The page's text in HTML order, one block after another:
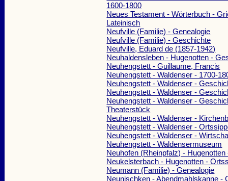
1600-1800
Neues Testament - Wörterbuch -
Lateinisch
Neufville (Familie) - Genealogie
Neufville (Familie) - Geschichte
Neufville, Eduard de (1857-1942)
Neuhaldensleben - Hugenotten -
Neuhengstett - Guillaume, Francis
Neuhengstett - Waldenser - 1700-
Neuhengstett - Waldenser -
Neuhengstett - Waldenser -
Neuhengstett - Waldenser -
Theaterstück
Neuhengstett - Waldenser -
Neuhengstett - Waldenser -
Neuhengstett - Waldenser -
Neuhengstett - Waldensermuseum
Neuhofen (Rheinpfalz) - Hugenotten
Neukelsterbach - Hugenotten -
Neumann (Familie) - Genealogie
Neunischken - Abendmahlskanne -